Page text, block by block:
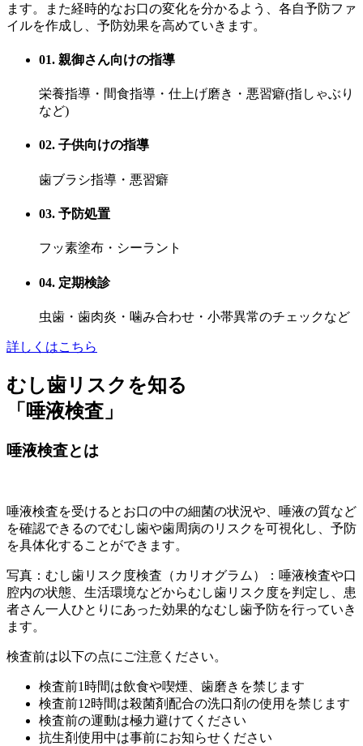
ます。また経時的なお口の変化を分かるよう、各自予防ファ
イルを作成し、予防効果を高めていきます。
01. 親御さん向けの指導
栄養指導・間食指導・仕上げ磨き・悪習癖(指しゃぶり
など)
02. 子供向けの指導
歯ブラシ指導・悪習癖
03. 予防処置
フッ素塗布・シーラント
04. 定期検診
虫歯・歯肉炎・噛み合わせ・小帯異常のチェックなど
詳しくはこちら
むし歯リスクを知る
「唾液検査」
唾液検査とは
唾液検査を受けるとお口の中の細菌の状況や、唾液の質など
を確認できるのでむし歯や歯周病のリスクを可視化し、予防
を具体化することができます。
写真：むし歯リスク度検査（カリオグラム）：唾液検査や口
腔内の状態、生活環境などからむし歯リスク度を判定し、患
者さん一人ひとりにあった効果的なむし歯予防を行っていき
ます。
検査前は以下の点にご注意ください。
検査前1時間は飲食や喫煙、歯磨きを禁じます
検査前12時間は殺菌剤配合の洗口剤の使用を禁じます
検査前の運動は極力避けてください
抗生剤使用中は事前にお知らせください